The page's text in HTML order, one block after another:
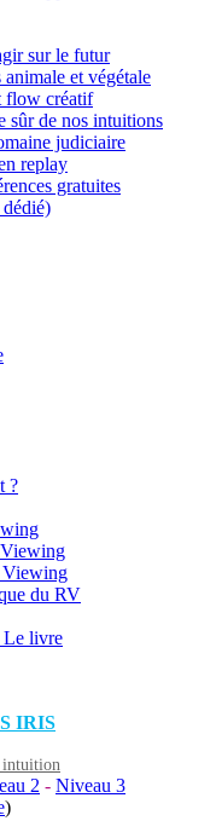
sur le futur
et végétale
flow créatif
sûr de nos intuitions
judiciaire
replay
gratuites
?
Viewing
du RV
Le livre
IRIS
intuition
2 - Niveau 3
)